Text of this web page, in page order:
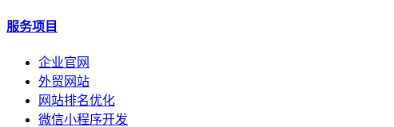
服务项目
企业官网
外贸网站
网站排名优化
微信小程序开发